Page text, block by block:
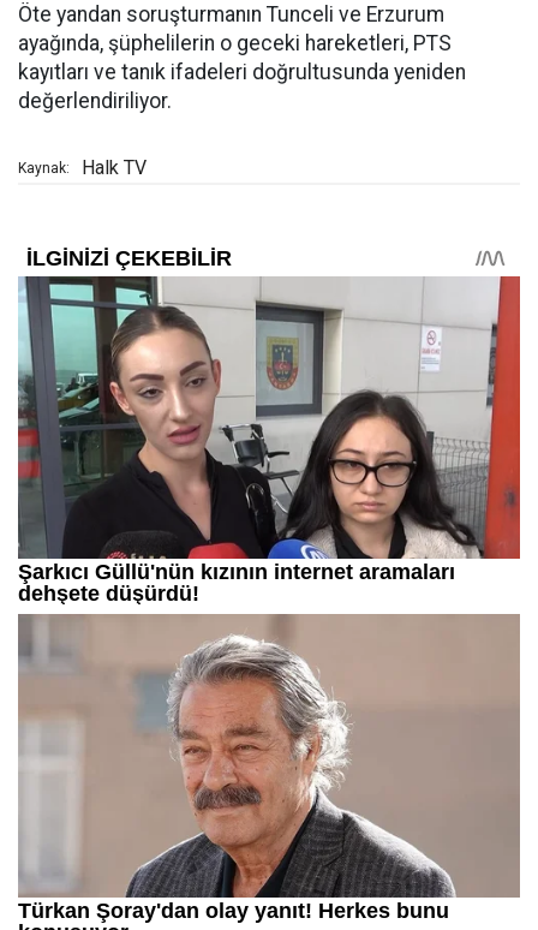
Öte yandan soruşturmanın Tunceli ve Erzurum
ayağında, şüphelilerin o geceki hareketleri, PTS
kayıtları ve tanık ifadeleri doğrultusunda yeniden
değerlendiriliyor.
Kaynak: Halk TV